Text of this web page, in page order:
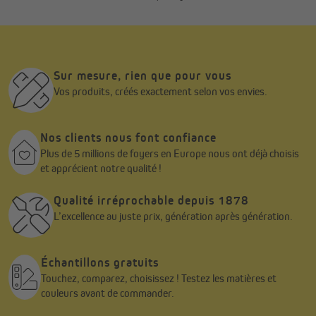
Sur mesure, rien que pour vous
Vos produits, créés exactement selon vos envies.
Nos clients nous font confiance
Plus de 5 millions de foyers en Europe nous ont déjà choisis
et apprécient notre qualité !
Qualité irréprochable depuis 1878
L’excellence au juste prix, génération après génération.
Échantillons gratuits
Touchez, comparez, choisissez ! Testez les matières et
couleurs avant de commander.